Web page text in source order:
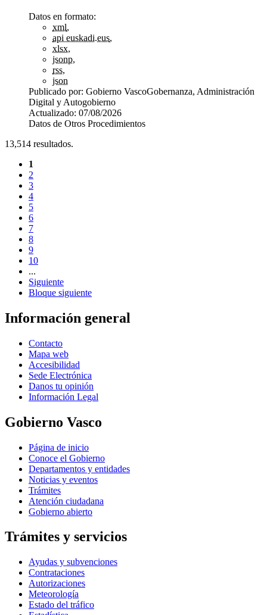
Datos en formato:
xml,
api euskadi.eus,
xlsx,
jsonp,
rss,
json
Publicado por: Gobierno VascoGobernanza, Administración
Digital y Autogobierno
Actualizado: 07/08/2026
Datos de Otros Procedimientos
13,514 resultados.
1
2
3
4
5
6
7
8
9
10
...
Siguiente
Bloque siguiente
Información general
Contacto
Mapa web
Accesibilidad
Sede Electrónica
Danos tu opinión
Información Legal
Gobierno Vasco
Página de inicio
Conoce el Gobierno
Departamentos y entidades
Noticias y eventos
Trámites
Atención ciudadana
Gobierno abierto
Trámites y servicios
Ayudas y subvenciones
Contrataciones
Autorizaciones
Meteorología
Estado del tráfico